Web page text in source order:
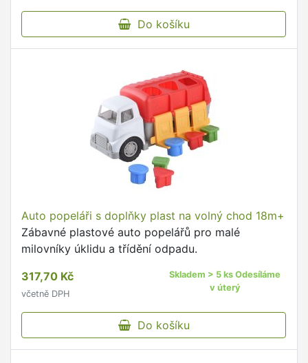
Do košíku
Auto popeláři s doplňky plast na volný chod 18m+
Zábavné plastové auto popelářů pro malé
milovníky úklidu a třídění odpadu.
317,70 Kč
včetně DPH
Skladem > 5 ks Odesíláme
v úterý
Do košíku